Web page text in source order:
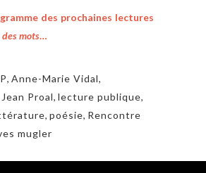
des prochaines lectures
mots…
, Anne-Marie Vidal,
Jean Proal, lecture publique,
, poésie, Rencontre
mugler